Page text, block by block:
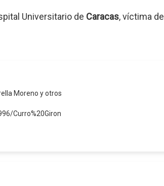
Universitario de Caracas, víctima de
Moreno y otros
Curro%20Giron